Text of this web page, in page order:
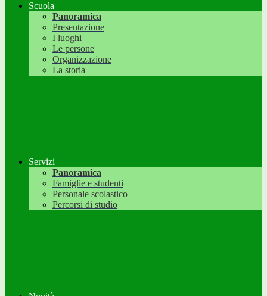
Scuola
Panoramica
Presentazione
I luoghi
Le persone
Organizzazione
La storia
Servizi
Panoramica
Famiglie e studenti
Personale scolastico
Percorsi di studio